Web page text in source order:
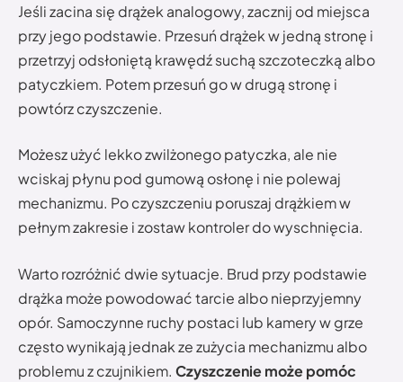
Jeśli zacina się drążek analogowy, zacznij od miejsca
przy jego podstawie. Przesuń drążek w jedną stronę i
przetrzyj odsłoniętą krawędź suchą szczoteczką albo
patyczkiem. Potem przesuń go w drugą stronę i
powtórz czyszczenie.
Możesz użyć lekko zwilżonego patyczka, ale nie
wciskaj płynu pod gumową osłonę i nie polewaj
mechanizmu. Po czyszczeniu poruszaj drążkiem w
pełnym zakresie i zostaw kontroler do wyschnięcia.
Warto rozróżnić dwie sytuacje. Brud przy podstawie
drążka może powodować tarcie albo nieprzyjemny
opór. Samoczynne ruchy postaci lub kamery w grze
często wynikają jednak ze zużycia mechanizmu albo
problemu z czujnikiem. Czyszczenie może pomóc